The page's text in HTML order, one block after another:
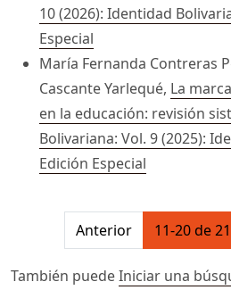
10 (2026): Identidad
Especial
María Fernanda Contreras
Cascante Yarlequé, La
en la educación: revisión
Bolivariana: Vol. 9 (2025):
Edición Especial
Anterior 11-20 de
También puedeIniciar una